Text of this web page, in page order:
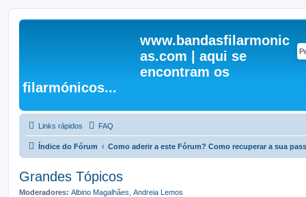
www.bandasfilarmonic
as.com | aqui se
encontram os
filarmónicos...
Links rápidos FAQ
Índice do Fórum Como aderir a este Fórum? Como recuperar a sua
Grandes Tópicos
Moderadores: Albino Magalhães Andreia Lemos